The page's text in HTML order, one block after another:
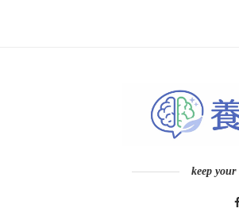
keep your